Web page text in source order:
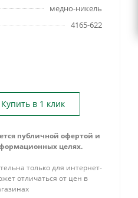
медно-никель
4165-622
Купить в 1 клик
публичной офертой и
целях.
только для интернет-
отличаться от цен в